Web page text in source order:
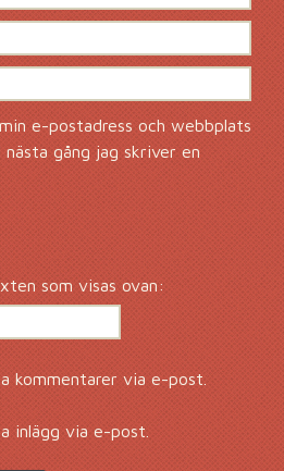
e-postadress och webbplats
gång jag skriver en
som visas ovan:
kommentarer via e-post.
inlägg via e-post.